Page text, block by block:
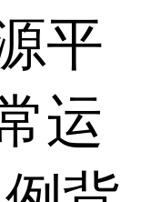
平
运